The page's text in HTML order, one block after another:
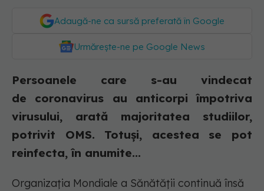
Adaugă-ne ca sursă preferată în Google
Urmărește-ne pe Google News
Persoanele care s-au vindecat
de coronavirus au anticorpi împotriva
virusului, arată majoritatea studiilor,
potrivit OMS. Totuși, acestea se pot
reinfecta, în anumite...
Organizația Mondiale a Sănătății continuă însă